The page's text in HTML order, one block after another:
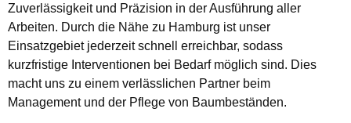
Zuverlässigkeit und Präzision in der Ausführung aller
Arbeiten. Durch die Nähe zu Hamburg ist unser
Einsatzgebiet jederzeit schnell erreichbar, sodass
kurzfristige Interventionen bei Bedarf möglich sind. Dies
macht uns zu einem verlässlichen Partner beim
Management und der Pflege von Baumbeständen.